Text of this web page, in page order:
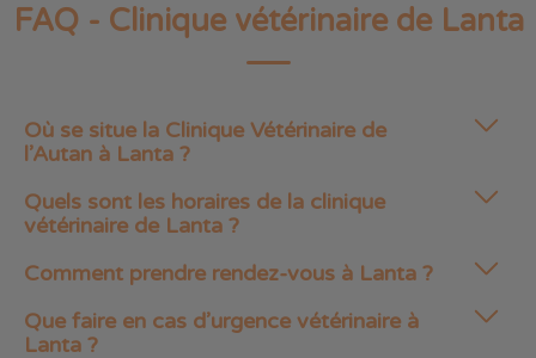
FAQ - Clinique vétérinaire de Lanta
Où se situe la Clinique Vétérinaire de
l’Autan à Lanta ?
Quels sont les horaires de la clinique
vétérinaire de Lanta ?
Comment prendre rendez-vous à Lanta ?
Que faire en cas d’urgence vétérinaire à
Lanta ?